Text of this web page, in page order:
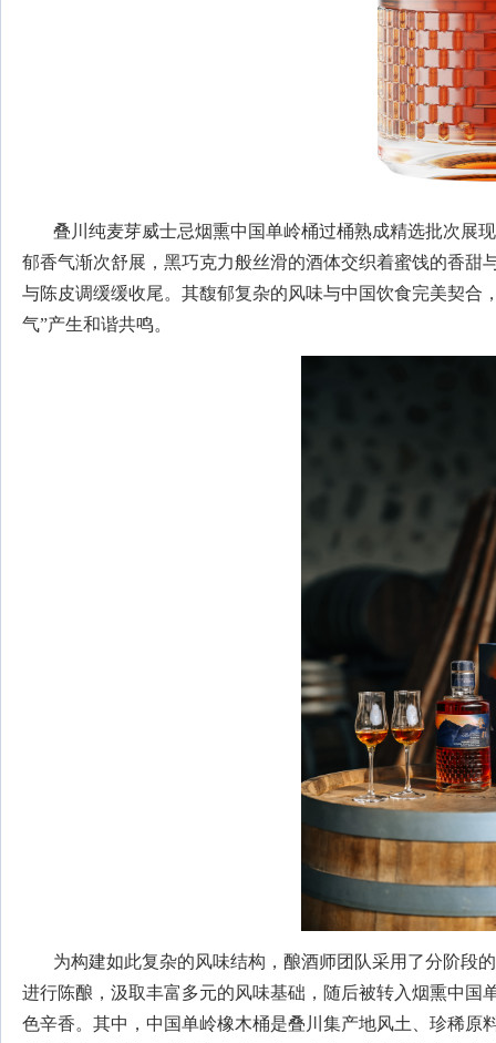
叠川纯麦芽威士忌烟熏中国单岭桶过桶熟成精选批次展
郁香气渐次舒展，黑巧克力般丝滑的酒体交织着蜜饯的香
与陈皮调缓缓收尾。其馥郁复杂的风味与中国饮食完美契合
气”产生和谐共鸣。
为构建如此复杂的风味结构，酿酒师团队采用了分阶段
进行陈酿，汲取丰富多元的风味基础，随后被转入烟熏中
色辛香。其中，中国单岭橡木桶是叠川集产地风土、珍稀